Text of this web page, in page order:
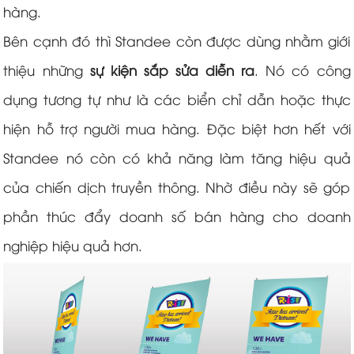
hàng.
Bên cạnh đó thì Standee còn được dùng nhằm giới
thiệu những sự kiện sắp sửa diễn ra. Nó có công
dụng tương tự như là các biển chỉ dẫn hoặc thực
hiện hỗ trợ người mua hàng. Đặc biệt hơn hết với
Standee nó còn có khả năng làm tăng hiệu quả
của chiến dịch truyền thông. Nhờ điều này sẽ góp
phần thúc đẩy doanh số bán hàng cho doanh
nghiệp hiệu quả hơn.